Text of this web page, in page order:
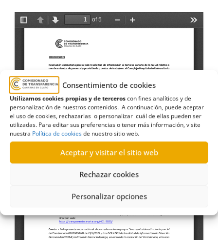
Consentimiento de cookies
Utilizamos cookies propias y de terceroscon fines analíticos y de
personalización de nuestros contenidos. A continuación, puede aceptar
el uso de cookies, rechazarlas o personalizar cuál de ellas pueden ser
utilizadas. Para editar sus preferencias o tener más información, visite
nuestra Política de cookiesde nuestro sitio web.
Aceptar y visitar el sitio web
Rechazar cookies
Personalizar opciones